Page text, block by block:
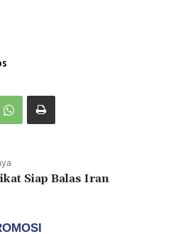
Siap Balas Iran